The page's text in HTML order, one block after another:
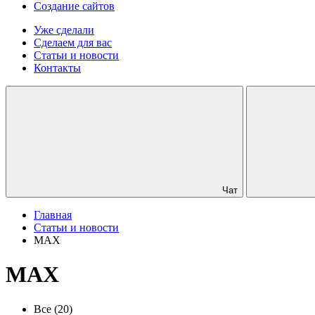
Создание сайтов
Уже сделали
Сделаем для вас
Статьи и новости
Контакты
Чат
Главная
Статьи и новости
MAX
MAX
Все (20)